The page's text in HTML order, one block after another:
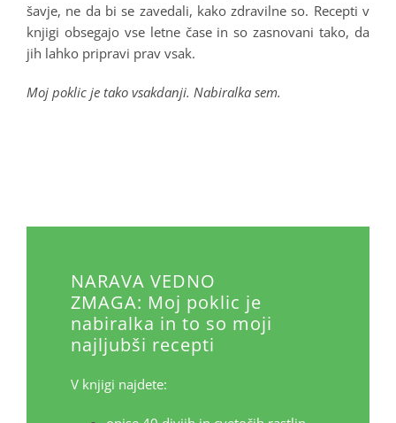
šavje, ne da bi se zavedali, kako zdravilne so. Recepti v
knjigi obsegajo vse letne čase in so zasnovani tako, da
jih lahko pripravi prav vsak.
Moj poklic je tako vsakdanji. Nabiralka sem.
NARAVA VEDNO
ZMAGA: Moj poklic je
nabiralka in to so moji
najljubši recepti
V knjigi najdete: